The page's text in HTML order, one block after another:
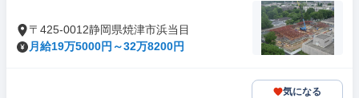
〒425-0012静岡県焼津市浜当目
月給19万5000円～32万8200円
気になる